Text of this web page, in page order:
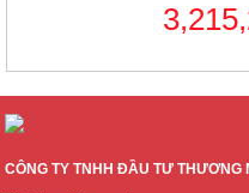
CÔNG TY TNHH ĐẦU TƯ THƯƠNG